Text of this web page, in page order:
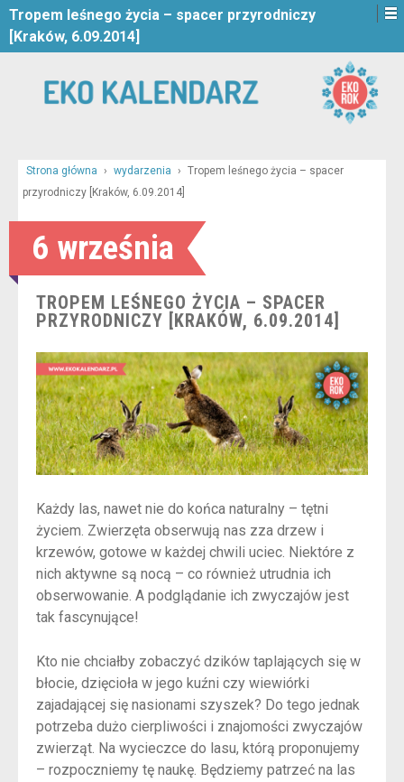
Tropem leśnego życia – spacer przyrodniczy
[Kraków, 6.09.2014]
Strona główna › wydarzenia › Tropem leśnego życia – spacer
przyrodniczy [Kraków, 6.09.2014]
6 września
TROPEM LEŚNEGO ŻYCIA – SPACER
PRZYRODNICZY [KRAKÓW, 6.09.2014]
Każdy las, nawet nie do końca naturalny – tętni
życiem. Zwierzęta obserwują nas zza drzew i
krzewów, gotowe w każdej chwili uciec. Niektóre z
nich aktywne są nocą – co również utrudnia ich
obserwowanie. A podglądanie ich zwyczajów jest
tak fascynujące!
Kto nie chciałby zobaczyć dzików taplających się w
błocie, dzięcioła w jego kuźni czy wiewiórki
zajadającej się nasionami szyszek? Do tego jednak
potrzeba dużo cierpliwości i znajomości zwyczajów
zwierząt. Na wycieczce do lasu, którą proponujemy
– rozpoczniemy tę naukę. Będziemy patrzeć na las